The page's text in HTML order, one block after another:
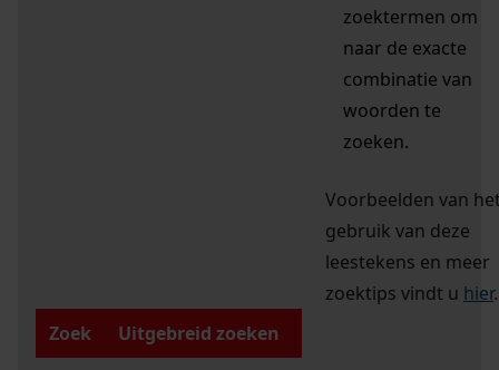
zoektermen om
naar de exacte
combinatie van
woorden te
zoeken.
Voorbeelden van
gebruik van deze
leestekens en meer
zoektips vindt u hier.
Zoek
Uitgebreid zoeken